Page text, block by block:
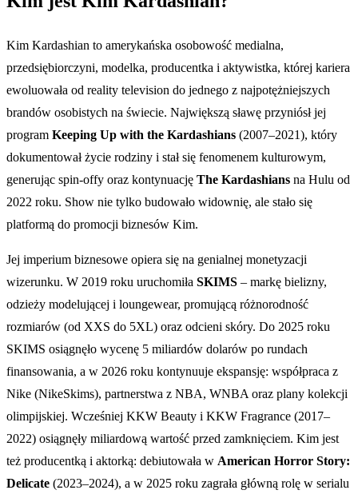
Kim Kardashian to amerykańska osobowość medialna,
przedsiębiorczyni, modelka, producentka i aktywistka, której kariera
ewoluowała od reality television do jednego z najpotężniejszych
brandów osobistych na świecie. Największą sławę przyniósł jej
program Keeping Up with the Kardashians (2007–2021), który
dokumentował życie rodziny i stał się fenomenem kulturowym,
generując spin-offy oraz kontynuację The Kardashians na Hulu od
2022 roku. Show nie tylko budowało widownię, ale stało się
platformą do promocji biznesów Kim.
Jej imperium biznesowe opiera się na genialnej monetyzacji
wizerunku. W 2019 roku uruchomiła SKIMS – markę bielizny,
odzieży modelującej i loungewear, promującą różnorodność
rozmiarów (od XXS do 5XL) oraz odcieni skóry. Do 2025 roku
SKIMS osiągnęło wycenę 5 miliardów dolarów po rundach
finansowania, a w 2026 roku kontynuuje ekspansję: współpraca z
Nike (NikeSkims), partnerstwa z NBA, WNBA oraz plany kolekcji
olimpijskiej. Wcześniej KKW Beauty i KKW Fragrance (2017–
2022) osiągnęły miliardową wartość przed zamknięciem. Kim jest
też producentką i aktorką: debiutowała w American Horror Story:
Delicate (2023–2024), a w 2025 roku zagrała główną rolę w serialu